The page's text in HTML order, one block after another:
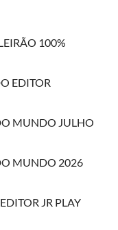
100%
EDITOR
MUNDO JULHO
MUNDO 2026
JR PLAY